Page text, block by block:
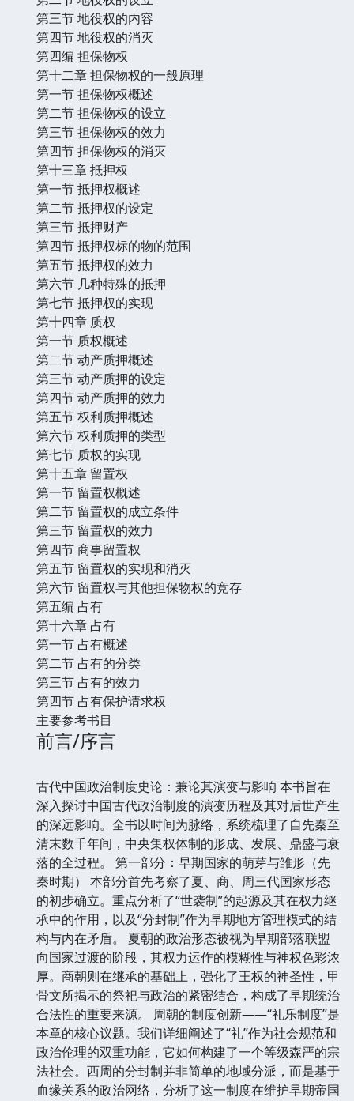
第三节 地役权的内容
第四节 地役权的消灭
第四编 担保物权
第十二章 担保物权的一般原理
第一节 担保物权概述
第二节 担保物权的设立
第三节 担保物权的效力
第四节 担保物权的消灭
第十三章 抵押权
第一节 抵押权概述
第二节 抵押权的设定
第三节 抵押财产
第四节 抵押权标的物的范围
第五节 抵押权的效力
第六节 几种特殊的抵押
第七节 抵押权的实现
第十四章 质权
第一节 质权概述
第二节 动产质押概述
第三节 动产质押的设定
第四节 动产质押的效力
第五节 权利质押概述
第六节 权利质押的类型
第七节 质权的实现
第十五章 留置权
第一节 留置权概述
第二节 留置权的成立条件
第三节 留置权的效力
第四节 商事留置权
第五节 留置权的实现和消灭
第六节 留置权与其他担保物权的竞存
第五编 占有
第十六章 占有
第一节 占有概述
第二节 占有的分类
第三节 占有的效力
第四节 占有保护请求权
主要参考书目
前言/序言
古代中国政治制度史论：兼论其演变与影响 本书旨在
深入探讨中国古代政治制度的演变历程及其对后世产生
的深远影响。全书以时间为脉络，系统梳理了自先秦至
清末数千年间，中央集权体制的形成、发展、鼎盛与衰
落的全过程。 第一部分：早期国家的萌芽与雏形（先
秦时期） 本部分首先考察了夏、商、周三代国家形态
的初步确立。重点分析了“世袭制”的起源及其在权力继
承中的作用，以及“分封制”作为早期地方管理模式的结
构与内在矛盾。 夏朝的政治形态被视为早期部落联盟
向国家过渡的阶段，其权力运作的模糊性与神权色彩浓
厚。商朝则在继承的基础上，强化了王权的神圣性，甲
骨文所揭示的祭祀与政治的紧密结合，构成了早期统治
合法性的重要来源。 周朝的制度创新——“礼乐制度”是
本章的核心议题。我们详细阐述了“礼”作为社会规范和
政治伦理的双重功能，它如何构建了一个等级森严的宗
法社会。西周的分封制并非简单的地域分派，而是基于
血缘关系的政治网络，分析了这一制度在维护早期帝国